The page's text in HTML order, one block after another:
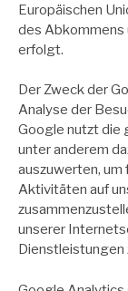
Europäischen
des Abkommens
erfolgt.
Der Zweck der
Analyse der
Google nutzt die
unter anderem
auszuwerten, um
Aktivitäten auf
unserer
Dienstleistungen